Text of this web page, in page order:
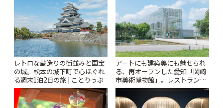
レトロな蔵造りの街並みと国宝
の城。松本の城下町で心ほぐれ
る週末1泊2日の旅 | ことりっぷ
アートにも建築美にも魅せられ
る、再オープンした愛知「岡崎
市美術博物館」。レストランや
ショップも充実 | ことりっぷ